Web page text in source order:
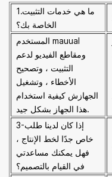
1.ما هي خدمات التثبيت
الخاصة بك؟
المستخدم mauual
ومقاطع الفيديو لدعم
التثبيت ، وتصحيح
الأخطاء ، وتشغيل
الجهاز ش كيفية استخدام
هذا الجهاز بشكل جيد.
3-إذا كان لدينا طلب
خاص جدًا لخط الإنتاج ،
فهل يمكنك مساعدتي
في القيام بالتصميم؟